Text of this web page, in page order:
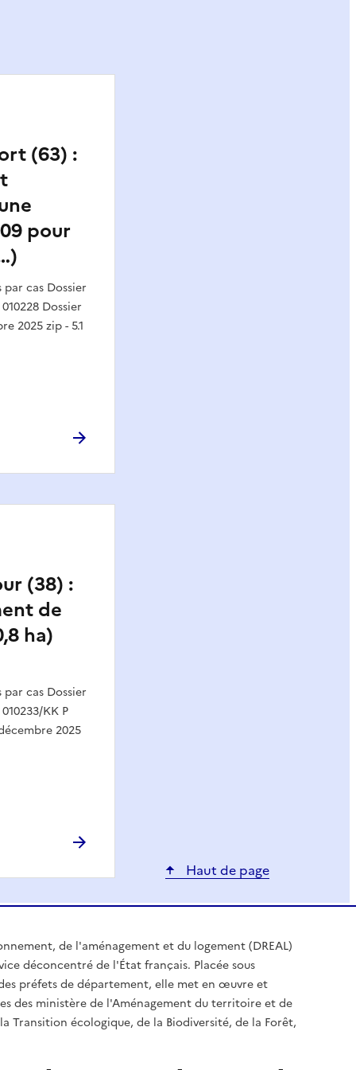
(63) :
pour
cas Dossier
Dossier
2025 zip - 5.1
(38) :
de
ha)
cas Dossier
KK P
2025
Haut de page
de l'aménagement et du logement (DREAL)
déconcentré de l'État français. Placée sous
préfets de département, elle met en œuvre et
des ministère de l'Aménagement du territoire et de
Transition écologique, de la Biodiversité, de la Forêt,